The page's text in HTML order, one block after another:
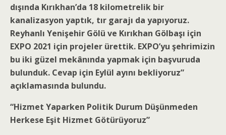
dışında Kırıkhan’da 18 kilometrelik bir
kanalizasyon yaptık, tır garajı da yapıyoruz.
Reyhanlı Yenişehir Gölü ve Kırıkhan Gölbaşı için
EXPO 2021 için projeler ürettik. EXPO’yu şehrimizin
bu iki güzel mekânında yapmak için başvuruda
bulunduk. Cevap için Eylül ayını bekliyoruz”
açıklamasında bulundu.
“Hizmet Yaparken Politik Durum Düşünmeden
Herkese Eşit Hizmet Götürüyoruz”